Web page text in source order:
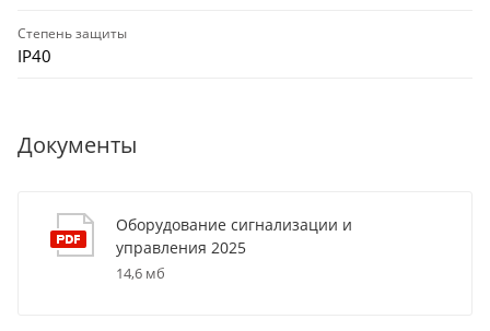
Степень защиты
IP40
Документы
Оборудование сигнализации и
управления 2025
14,6 мб